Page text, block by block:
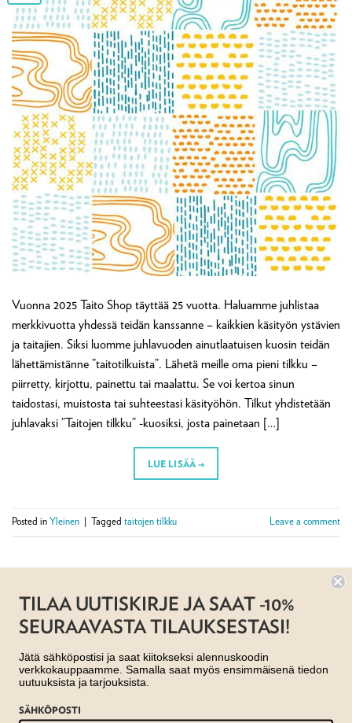
Vuonna 2025 Taito Shop täyttää 25 vuotta. Haluamme juhlistaa
merkkivuotta yhdessä teidän kanssanne – kaikkien käsityön ystävien
ja taitajien. Siksi luomme juhlavuoden ainutlaatuisen kuosin teidän
lähettämistänne ”taitotilkuista”. Lähetä meille oma pieni tilkku –
piirretty, kirjottu, painettu tai maalattu. Se voi kertoa sinun
taidostasi, muistosta tai suhteestasi käsityöhön. Tilkut yhdistetään
juhlavaksi ”Taitojen tilkku” -kuosiksi, josta painetaan […]
LUE LISÄÄ→
Posted in Yleinen Tagged taitojen tilkku Leave a comment
TILAA UUTISKIRJE JA SAAT -10%
SEURAAVASTA TILAUKSESTASI!
Jätä sähköpostisi ja saat kiitokseksi alennuskoodin
verkkokauppaamme. Samalla saat myös ensimmäisenä tiedon
uutuuksista ja tarjouksista.
SÄHKÖPOSTI